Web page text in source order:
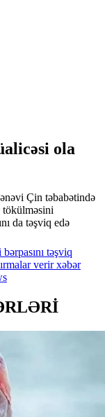
ola
Çin təbabətində
tökülməsini
da təşviq edə
bərpasını təşviq
verirxəbər